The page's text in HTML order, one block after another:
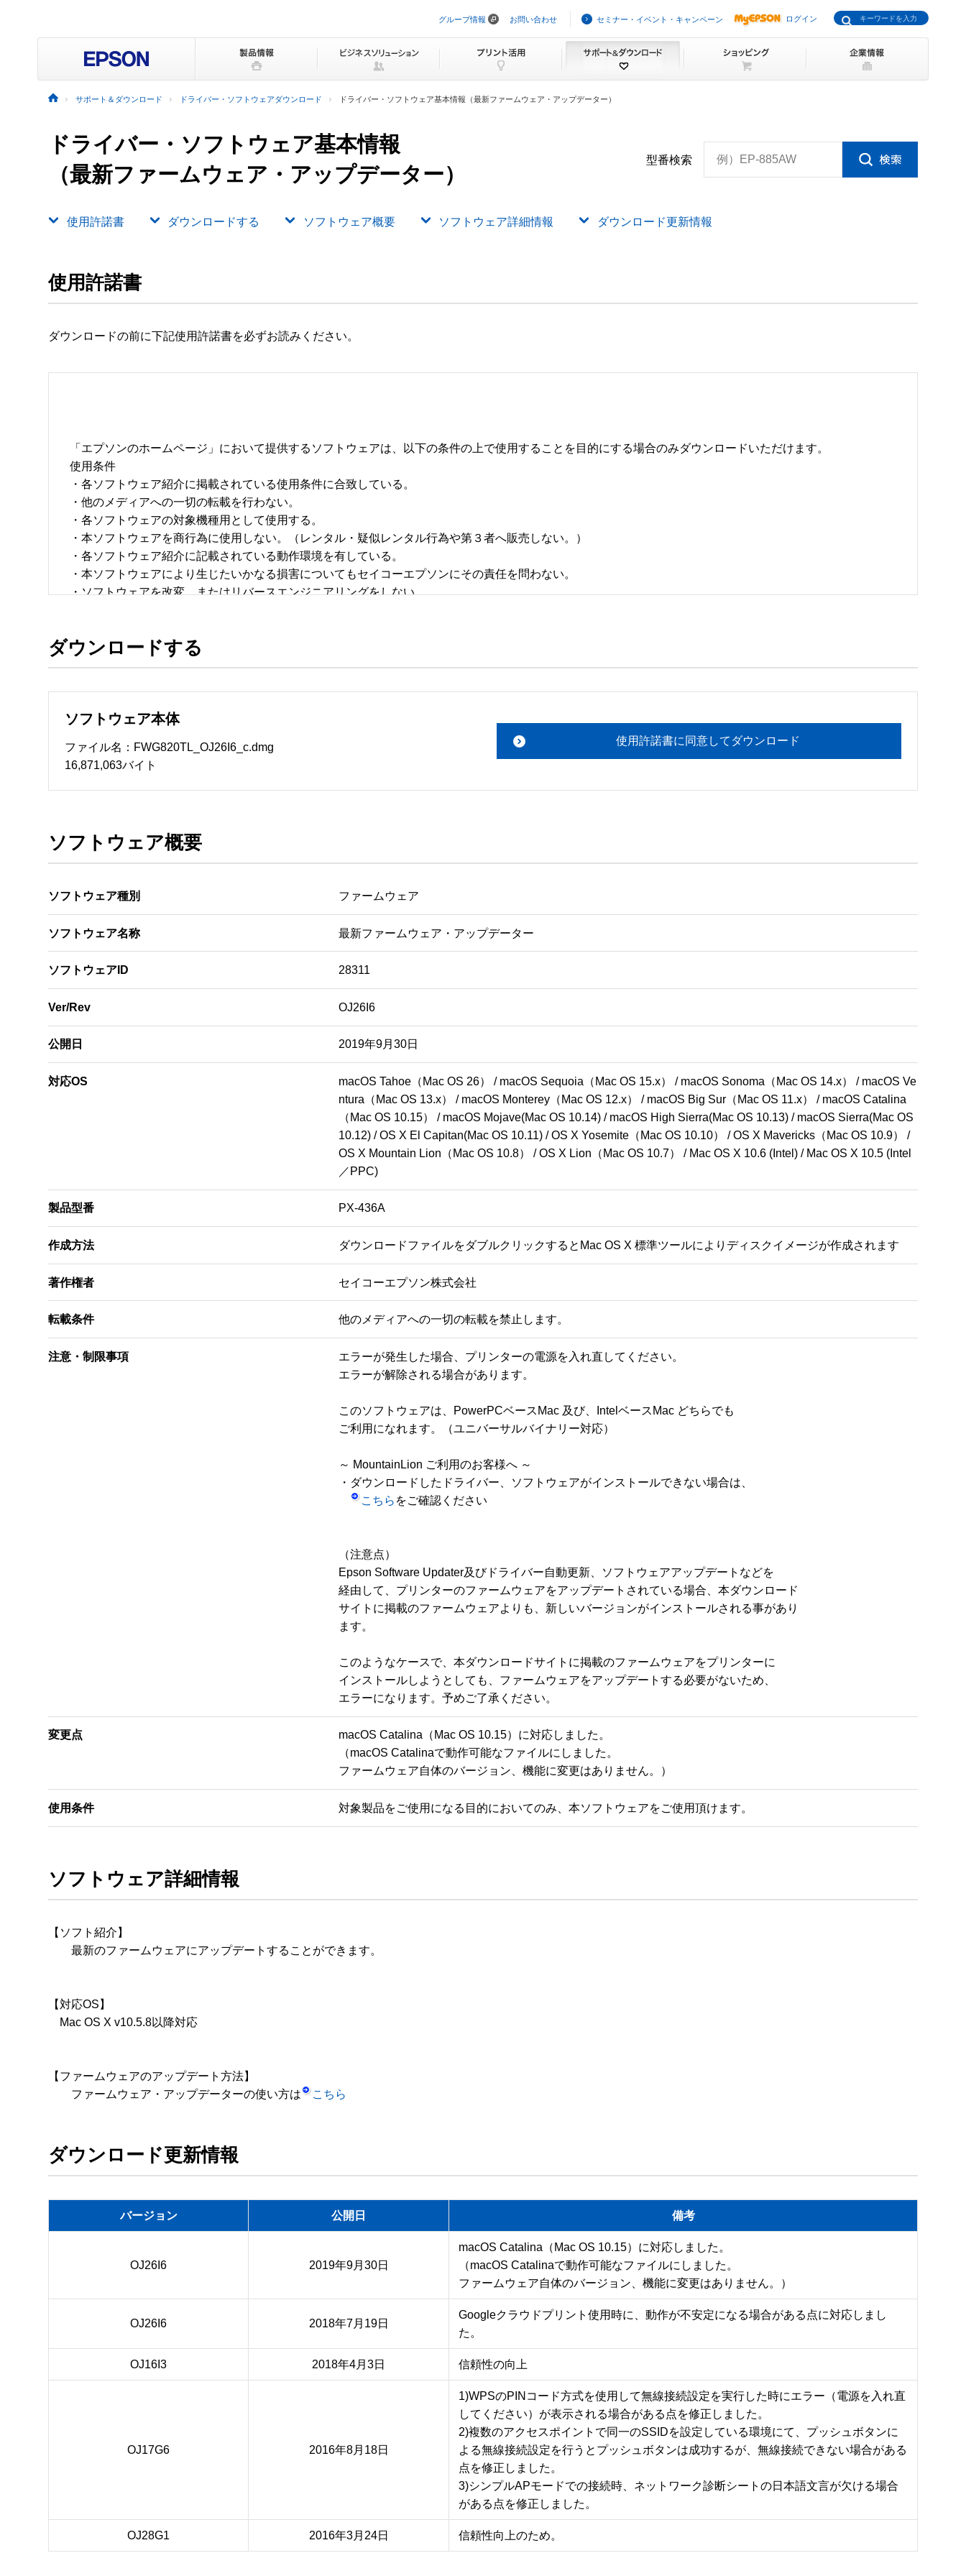
ビ
ョ
を
グループ情報 お問い合わせ セミナー・イベント・キャンペーン ログイン
サポート＆ダウンロード ドライバー・ソフトウェアダウンロード ドライバー・ソフトウェア基本情報（最新ファームウェア・アップデーター）
ドライバー・ソフトウェア基本情報
（最新ファームウェア・アップデーター）
型番検索 例）EP-885AW
使用許諾書 ダウンロードする ソフトウェア概要 ソフトウェア詳細情報 ダウンロード更新情報
使用許諾書
ダウンロードの前に下記使用許諾書を必ずお読みください。
「エプソンのホームページ」において提供するソフトウェアは、以下の条件の上で使用することを目的にする場合のみダウンロードいただけます。
使用条件
・各ソフトウェア紹介に掲載されている使用条件に合致している。
・他のメディアへの一切の転載を行わない。
・各ソフトウェアの対象機種用として使用する。
・本ソフトウェアを商行為に使用しない。（レンタル・疑似レンタル行為や第３者へ販売しない。）
・各ソフトウェア紹介に記載されている動作環境を有している。
・本ソフトウェアにより生じたいかなる損害についてもセイコーエプソンにその責任を問わない。
・ソフトウェアを改変、またはリバースエンジニアリングをしない。
ソフトウェアのサポート
ソフトウェアの保証範囲
・ソフトウェアは、予告せず改良、変更することがあります。
著作権者
ダウンロードする
ソフトウェア本体
ファイル名：FWG820TL_OJ26I6_c.dmg
16,871,063バイト
使用許諾書に同意してダウンロード
ソフトウェア概要
ソフトウェア種別 ファームウェア
ソフトウェア名称 最新ファームウェア・アップデーター
ソフトウェアID 28311
Ver/Rev OJ26I6
公開日 2019年9月30日
対応OS
macOS Tahoe（Mac OS 26） / macOS Sequoia（Mac OS 15.x） / macOS Sonoma（Mac OS 14.x） / macOS Ve
ntura（Mac OS 13.x） / macOS Monterey（Mac OS 12.x） / macOS Big Sur（Mac OS 11.x） / macOS Catalina
（Mac OS 10.15） / macOS Mojave(Mac OS 10.14) / macOS High Sierra(Mac OS 10.13) / macOS Sierra(Mac OS
10.12) / OS X El Capitan(Mac OS 10.11) / OS X Yosemite（Mac OS 10.10） / OS X Mavericks（Mac OS 10.9） /
OS X Mountain Lion（Mac OS 10.8） / OS X Lion（Mac OS 10.7） / Mac OS X 10.6 (Intel) / Mac OS X 10.5 (Intel
／PPC)
製品型番 PX-436A
作成方法 ダウンロードファイルをダブルクリックするとMac OS X 標準ツールによりディスクイメージが作成されます
著作権者 セイコーエプソン株式会社
転載条件 他のメディアへの一切の転載を禁止します。
注意・制限事項
エラーが発生した場合、プリンターの電源を入れ直してください。
エラーが解除される場合があります。
このソフトウェアは、PowerPCベースMac 及び、IntelベースMac どちらでも
ご利用になれます。（ユニバーサルバイナリー対応）
～ MountainLion ご利用のお客様へ ～
・ダウンロードしたドライバー、ソフトウェアがインストールできない場合は、
こちら をご確認ください
（注意点）
Epson Software Updater及びドライバー自動更新、ソフトウェアアップデートなどを
経由して、プリンターのファームウェアをアップデートされている場合、本ダウンロード
サイトに掲載のファームウェアよりも、新しいバージョンがインストールされる事があり
ます。
このようなケースで、本ダウンロードサイトに掲載のファームウェアをプリンターに
インストールしようとしても、ファームウェアをアップデートする必要がないため、
変更点
macOS Catalina（Mac OS 10.15）に対応しました。
（macOS Catalinaで動作可能なファイルにしました。
ファームウェア自体のバージョン、機能に変更はありません。）
使用条件 対象製品をご使用になる目的においてのみ、本ソフトウェアをご使用頂けます。
ソフトウェア詳細情報
【ソフト紹介】
最新のファームウェアにアップデートすることができます。
【対応OS】
Mac OS X v10.5.8以降対応
【ファームウェアのアップデート方法】
ファームウェア・アップデーターの使い方は
こちら
ダウンロード更新情報
バージョン 公開日 備考
OJ26I6 2019年9月30日
macOS Catalina（Mac OS 10.15）に対応しました。
（macOS Catalinaで動作可能なファイルにしました。
ファームウェア自体のバージョン、機能に変更はありません。）
OJ26I6 2018年7月19日
Googleクラウドプリント使用時に、動作が不安定になる場合がある点に対応しまし
た。
OJ16I3 2018年4月3日 信頼性の向上
OJ17G6 2016年8月18日
1)WPSのPINコード方式を使用して無線接続設定を実行した時にエラー（電源を入れ直
してください）が表示される場合がある点を修正しました。
2)複数のアクセスポイントで同一のSSIDを設定している環境にて、プッシュボタンに
よる無線接続設定を行うとプッシュボタンは成功するが、無線接続できない場合がある
点を修正しました。
3)シンプルAPモードでの接続時、ネットワーク診断シートの日本語文言が欠ける場合
OJ28G1 2016年3月24日 信頼性向上のため。